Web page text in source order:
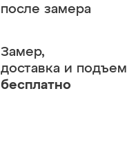
после замера
Замер,
доставка и подъем
бесплатно